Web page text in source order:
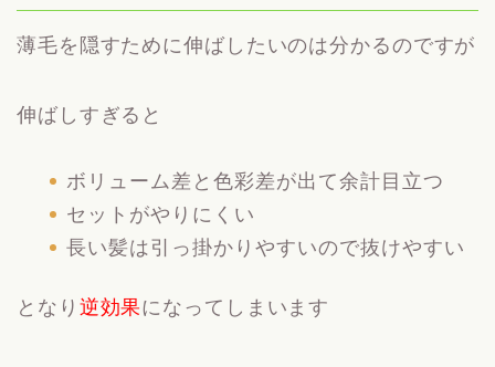
薄毛を隠すために伸ばしたいのは分かるのですが
伸ばしすぎると
ボリューム差と色彩差が出て余計目立つ
セットがやりにくい
長い髪は引っ掛かりやすいので抜けやすい
となり 逆効果になってしまいます